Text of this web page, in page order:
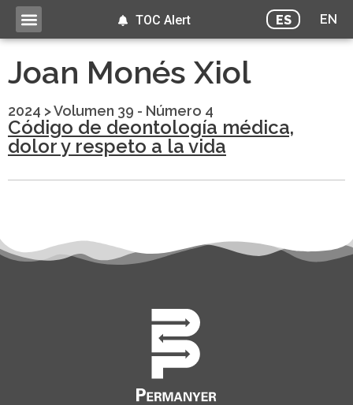
ES EN
TOC Alert
Joan Monés Xiol
2024 >Volumen 39 - Número 4
Código de deontología médica,
dolor y respeto a la vida